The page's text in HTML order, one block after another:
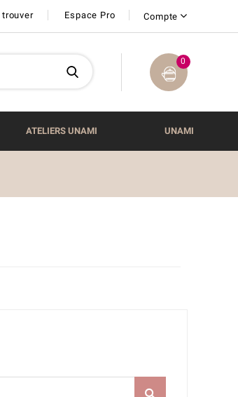
trouver Espace Pro Compte
0
ATELIERS UNAMI UNAMI